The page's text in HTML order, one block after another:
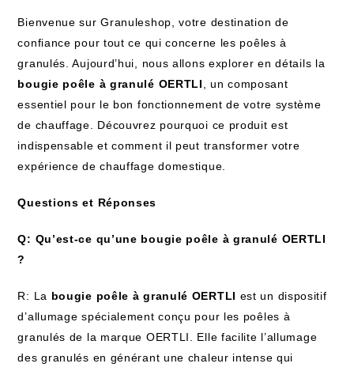
Bienvenue sur Granuleshop, votre destination de
confiance pour tout ce qui concerne les poêles à
granulés. Aujourd’hui, nous allons explorer en détails la
bougie poêle à granulé OERTLI
, un composant
essentiel pour le bon fonctionnement de votre système
de chauffage. Découvrez pourquoi ce produit est
indispensable et comment il peut transformer votre
expérience de chauffage domestique.
Questions et Réponses
Q: Qu’est-ce qu’une bougie poêle à granulé OERTLI
?
R: La bougie poêle à granulé OERTLI est un dispositif
d’allumage spécialement conçu pour les poêles à
granulés de la marque OERTLI. Elle facilite l’allumage
des granulés en générant une chaleur intense qui